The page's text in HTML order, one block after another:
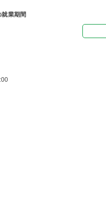
就業期間